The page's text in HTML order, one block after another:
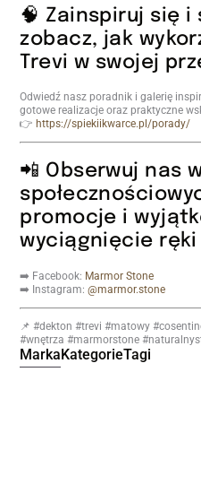
🧠 Zainspiruj się i
zobacz, jak
Trevi w swojej
Odwiedź nasz poradnik i galerię
gotowe realizacje oraz praktyczne
👉 https://spiekiikwarce.pl/porady/
📲 Obserwuj nas
promocje i
wyciągnięcie ręki
➡️ Facebook: Marmor Stone
➡️ Instagram:@marmor.stone
📌 #dekton #trevi #matowy
#wnętrza #marmorstone
MarkaKategorieTagi